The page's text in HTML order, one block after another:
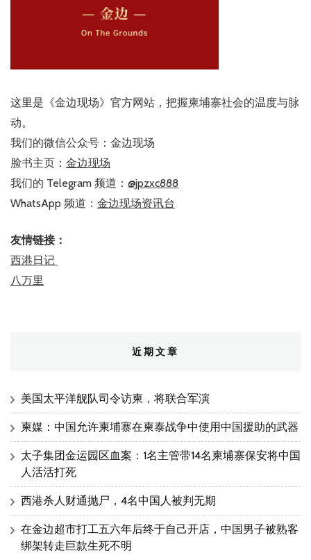
这里是《金边现场》官方网站，把握柬埔寨社会的温度与脉
动。
我们的微信公众号：金边现场
脸书主页： 金边现场
我们的 Telegram 频道： @jpzxc888
WhatsApp 频道： 金边现场资讯台
友情链接：
西港日记
八万里
近期文章
美国太平洋舰队司令访柬，将联合军演
柬媒：中国允许柬埔寨在柬泰战争中使用中国援助的武器
太子集团金运园区血案：1名主管带14名柬埔寨保安将中国
人活活打死
西港杀人财通抛尸，4名中国人被判无期
在金边超市打工五六年后终于自己开店，中国男子被熟客
绑架转走巨款生死不明